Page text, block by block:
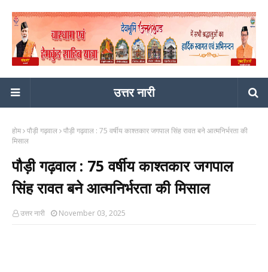
उत्तर नारी
होम पौड़ी गढ़वाल पौड़ी गढ़वाल : 75 वर्षीय काश्तकार जगपाल सिंह रावत बने आत्मनिर्भरता की
मिसाल
पौड़ी गढ़वाल : 75 वर्षीय काश्तकार जगपाल
सिंह रावत बने आत्मनिर्भरता की मिसाल
उत्तर नारी November 03, 2025